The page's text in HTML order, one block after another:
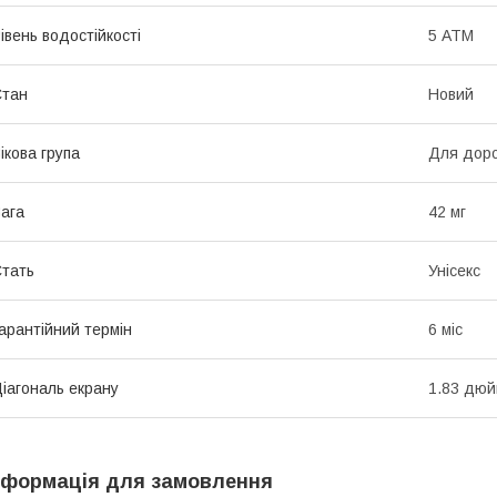
водостійкості 5 АТМ
Новий
група Для
42 мг
Унісекс
термін 6 міс
екрану 1.83
для замовлення